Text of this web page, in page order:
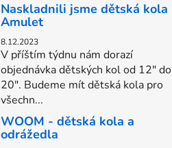
Naskladnili jsme dětská kola
Amulet
8.12.2023
V příštím týdnu nám dorazí
objednávka dětských kol od 12" do
20". Budeme mít dětská kola pro
všechn...
WOOM - dětská kola a
odrážedla